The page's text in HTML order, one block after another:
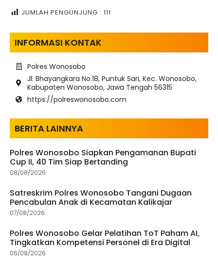
JUMLAH PENGUNJUNG : 111
INFORMASI KONTAK
Polres Wonosobo
Jl. Bhayangkara No.18, Puntuk Sari, Kec. Wonosobo,
Kabupaten Wonosobo, Jawa Tengah 56315
https://polreswonosobo.com
BERITA LAINNYA
Polres Wonosobo Siapkan Pengamanan Bupati
Cup II, 40 Tim Siap Bertanding
08/08/2026
Satreskrim Polres Wonosobo Tangani Dugaan
Pencabulan Anak di Kecamatan Kalikajar
07/08/2026
Polres Wonosobo Gelar Pelatihan ToT Paham AI,
Tingkatkan Kompetensi Personel di Era Digital
06/08/2026